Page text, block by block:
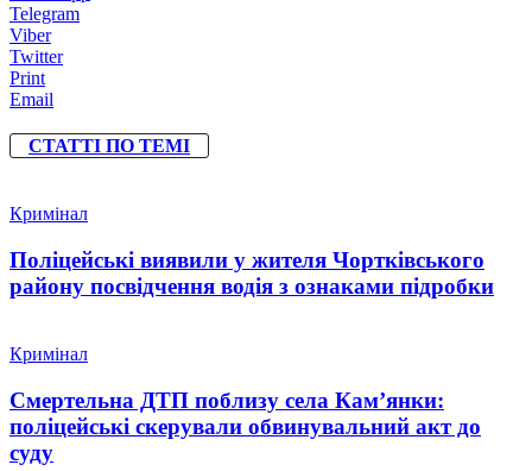
Telegram
Viber
Twitter
Print
Email
СТАТТІ ПО ТЕМІ
Кримінал
Поліцейські виявили у жителя Чортківського
району посвідчення водія з ознаками підробки
Кримінал
Смертельна ДТП поблизу села Кам’янки:
поліцейські скерували обвинувальний акт до
суду